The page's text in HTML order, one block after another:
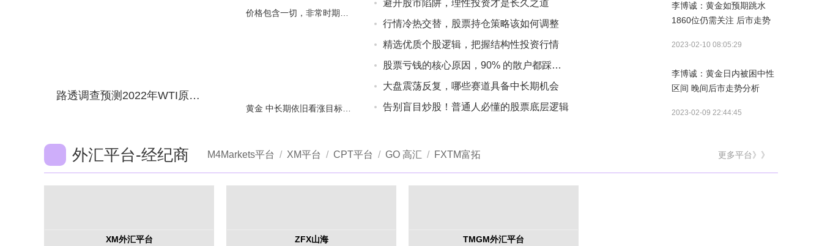
李博诚：黄金如预期跳水
1860位仍需关注 后市走势
2023-02-10 08:05:29
李博诚：黄金日内被困中性
区间 晚间后市走势分析
2023-02-09 22:44:45
路透调查预测2022年WTI原油价格和美元兑加元汇率
避开股市陷阱，理性投资才是长久之道
行情冷热交替，股票持仓策略该如何调整
精选优质个股逻辑，把握结构性投资行情
股票亏钱的核心原因，90% 的散户都踩坑了
大盘震荡反复，哪些赛道具备中长期机会
告别盲目炒股！普通人必懂的股票底层逻辑
外汇平台-经纪商 M4Markets平台 / XM平台 / CPT平台 / GO 高汇 / FXTM富拓 更多平台》》
XM外汇平台 ZFX山海 TMGM外汇平台